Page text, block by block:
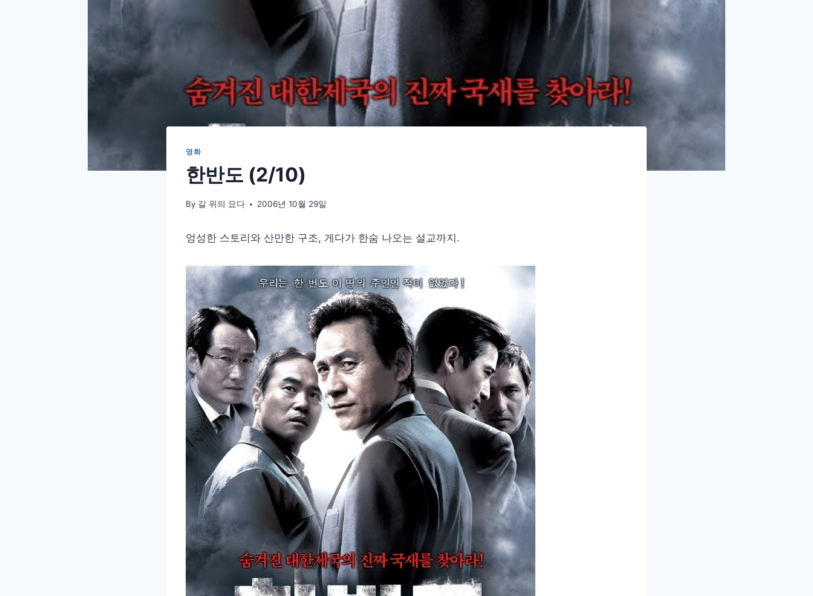
영화
한반도 (2/10)
By 길 위의 요다 2006년 10월 29일
엉성한 스토리와 산만한 구조, 게다가 한숨 나오는 설교까지.